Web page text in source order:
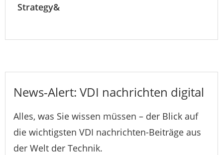
Strategy&
News-Alert: VDI nachrichten digital
Alles, was Sie wissen müssen – der Blick auf
die wichtigsten VDI nachrichten-Beiträge aus
der Welt der Technik.